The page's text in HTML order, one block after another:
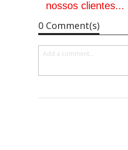
nossos clientes...
0 Comment(s)